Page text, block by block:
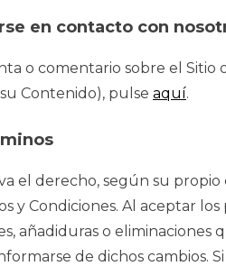
en contacto con
o comentario sobre el Sitio
Contenido), pulse aquí.
el derecho, según su
y Condiciones. Al aceptar
añadiduras o
de dichos cambios.